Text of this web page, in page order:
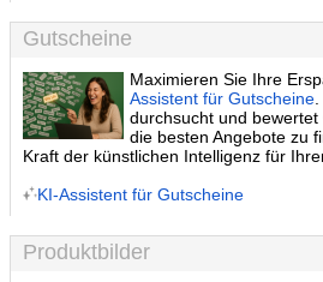
Gutscheine
Maximieren Sie Ihre
Assistent für Gutscheine
durchsucht und
die besten Angebote zu
Kraft der künstlichen Intelligenz für
KI-Assistent für Gutscheine
Produktbilder